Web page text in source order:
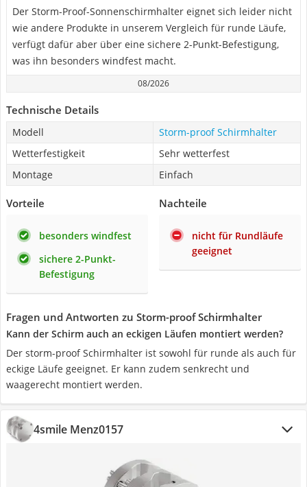
Der Storm-Proof-Sonnenschirmhalter eignet sich leider nicht
wie andere Produkte in unserem Vergleich für runde Läufe,
verfügt dafür aber über eine sichere 2-Punkt-Befestigung,
was ihn besonders windfest macht.
08/2026
Technische Details
Modell
Storm-proof Schirmhalter
Wetterfestigkeit
Sehr wetterfest
Montage
Einfach
Vorteile
besonders windfest
sichere 2-Punkt-
Befestigung
Nachteile
nicht für Rundläufe
geeignet
Fragen und Antworten zu Storm-proof Schirmhalter
Kann der Schirm auch an eckigen Läufen montiert werden?
Der storm-proof Schirmhalter ist sowohl für runde als auch für
eckige Läufe geeignet. Er kann zudem senkrecht und
waagerecht montiert werden.
4smile Menz0157